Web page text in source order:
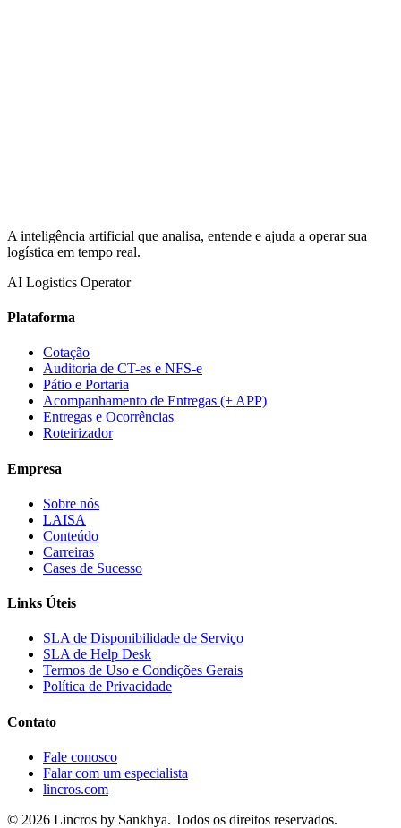
A inteligência artificial que analisa, entende e ajuda a operar sua
logística em tempo real.
AI Logistics Operator
Plataforma
Cotação
Auditoria de CT-es e NFS-e
Pátio e Portaria
Acompanhamento de Entregas (+ APP)
Entregas e Ocorrências
Roteirizador
Empresa
Sobre nós
LAISA
Conteúdo
Carreiras
Cases de Sucesso
Links Úteis
SLA de Disponibilidade de Serviço
SLA de Help Desk
Termos de Uso e Condições Gerais
Política de Privacidade
Contato
Fale conosco
Falar com um especialista
lincros.com
© 2026 Lincros by Sankhya. Todos os direitos reservados.